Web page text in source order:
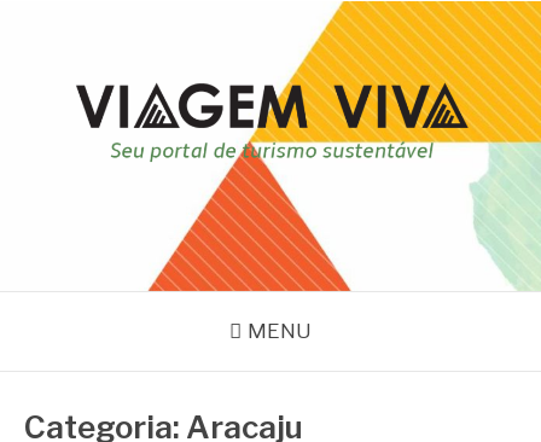
VIAGEM VIVA
Seu portal de turismo sustentável
MENU
Categoria: Aracaju